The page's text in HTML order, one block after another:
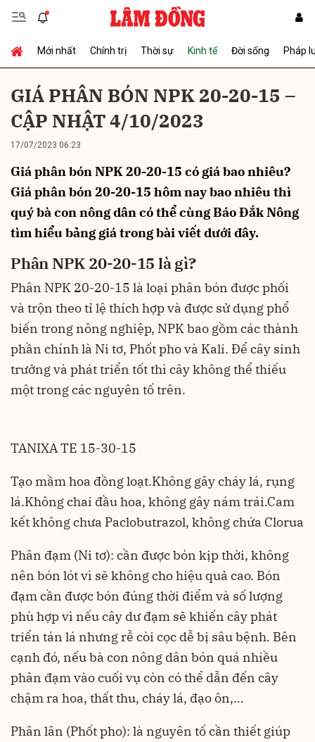
Mới nhất Chính trị Thời sự Kinh tế Đời sống Pháp
GIÁ PHÂN BÓN NPK 20-20-15 –
CẬP NHẬT 4/10/2023
17/07/2023 06:23
Giá phân bón NPK 20-20-15 có giá bao nhiêu?
Giá phân bón 20-20-15 hôm nay bao nhiêu thì
quý bà con nông dân có thể cùng Báo Đắk Nông
tìm hiểu bảng giá trong bài viết dưới đây.
Phân NPK 20-20-15 là gì?
Phân NPK 20-20-15 là loại phân bón được phối
và trộn theo tỉ lệ thích hợp và được sử dụng phổ
biến trong nông nghiệp, NPK bao gồm các thành
phần chính là Ni tơ, Phốt pho và Kali. Để cây sinh
trưởng và phát triển tốt thì cây không thể thiếu
một trong các nguyên tố trên.
TANIXA TE 15-30-15
Tạo mầm hoa đồng loạt.Không gây cháy lá, rụng
lá.Không chai đầu hoa, không gây nám trái.Cam
kết không chưa Paclobutrazol, không chứa Clorua
Phân đạm (Ni tơ): cần được bón kịp thời, không
nên bón lót vì sẽ không cho hiệu quả cao. Bón
đạm cần được bón đúng thời điểm và số lượng
phù hợp vì nếu cây dư đạm sẽ khiến cây phát
triển tán lá nhưng rễ còi cọc dễ bị sâu bệnh. Bên
cạnh đó, nếu bà con nông dân bón quá nhiều
phân đạm vào cuối vụ còn có thể dẫn đến cây
chậm ra hoa, thất thu, cháy lá, đạo ôn,…
Phân lân (Phốt pho): là nguyên tố cần thiết giúp
Gửi bình luận
Hủy Gửi